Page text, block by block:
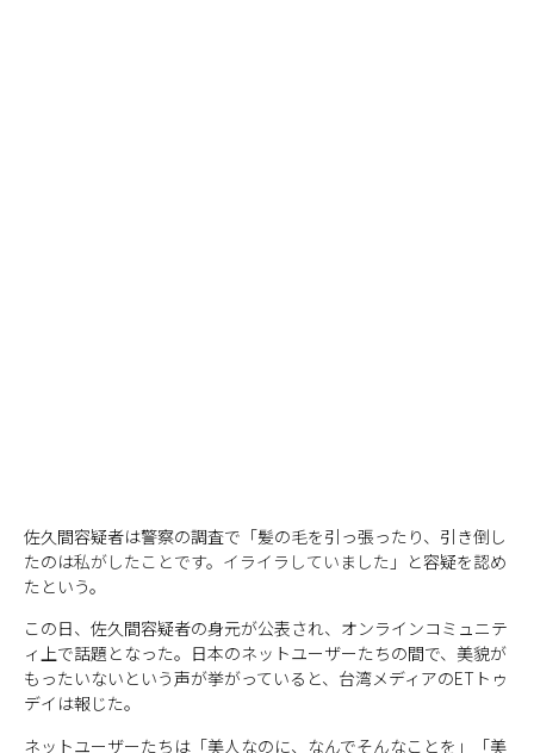
佐久間容疑者は警察の調査で「髪の毛を引っ張ったり、引き倒し
たのは私がしたことです。イライラしていました 」と容疑を認め
たという。
この日、佐久間容疑者の身元が公表され、オンラインコミュニテ
ィ上で話題となった。日本のネットユーザーたちの間で、美貌が
もったいないという声が挙がっていると、台湾メディアのETトゥ
デイは報じた。
ネットユーザーたちは「美人なのに、なんでそんなことを」「美